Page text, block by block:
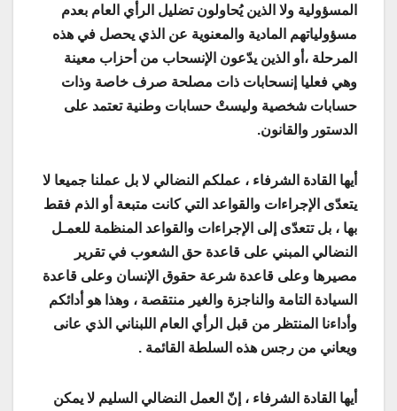
المسؤولية ولا الذين يُحاولون تضليل الرأي العام بعدم
مسؤولياتهم المادية والمعنوية عن الذي يحصل في هذه
المرحلة ،أو الذين يدّعون الإنسحاب من أحزاب معينة
وهي فعليا إنسحابات ذات مصلحة صرف خاصة وذات
حسابات شخصية وليستْ حسابات وطنية تعتمد على
الدستور والقانون.
أيها القادة الشرفاء ، عملكم النضالي لا بل عملنا جميعا لا
يتعدّى الإجراءات والقواعد التي كانت متبعة أو الذم فقط
بها ، بل تتعدّى إلى الإجراءات والقواعد المنظمة للعمـل
النضالي المبني على قاعدة حق الشعوب في تقرير
مصيرها وعلى قاعدة شرعة حقوق الإنسان وعلى قاعدة
السيادة التامة والناجزة والغير منتقصة ، وهذا هو أدائكم
وأداءنا المنتظر من قبل الرأي العام اللبناني الذي عانى
ويعاني من رجس هذه السلطة القائمة .
أيها القادة الشرفاء ، إنّ العمل النضالي السليم لا يمكن